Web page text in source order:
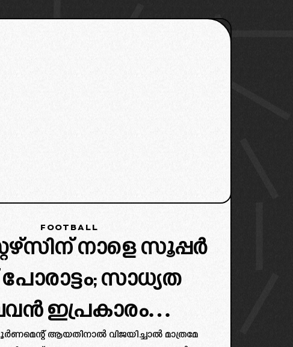
FOOTBALL
നാളെ സൂപ്പർ
പോരാട്ടം; സാധ്യത
ഇപ്രകാരം…
ആയതിനാൽ വിജയിച്ചാൽ മാത്രമേ